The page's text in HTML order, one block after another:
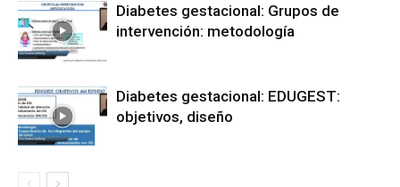
Diabetes gestacional: Grupos de
intervención: metodología
Diabetes gestacional: EDUGEST:
objetivos, diseño